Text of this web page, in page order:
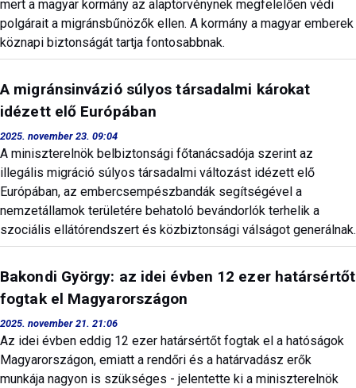
mert a magyar kormány az alaptörvénynek megfelelően védi
polgárait a migránsbűnözők ellen. A kormány a magyar emberek
köznapi biztonságát tartja fontosabbnak.
A migránsinvázió súlyos társadalmi károkat
idézett elő Európában
2025. november 23. 09:04
A miniszterelnök belbiztonsági főtanácsadója szerint az
illegális migráció súlyos társadalmi változást idézett elő
Európában, az embercsempészbandák segítségével a
nemzetállamok területére behatoló bevándorlók terhelik a
szociális ellátórendszert és közbiztonsági válságot generálnak.
Bakondi György: az idei évben 12 ezer határsértőt
fogtak el Magyarországon
2025. november 21. 21:06
Az idei évben eddig 12 ezer határsértőt fogtak el a hatóságok
Magyarországon, emiatt a rendőri és a határvadász erők
munkája nagyon is szükséges - jelentette ki a miniszterelnök